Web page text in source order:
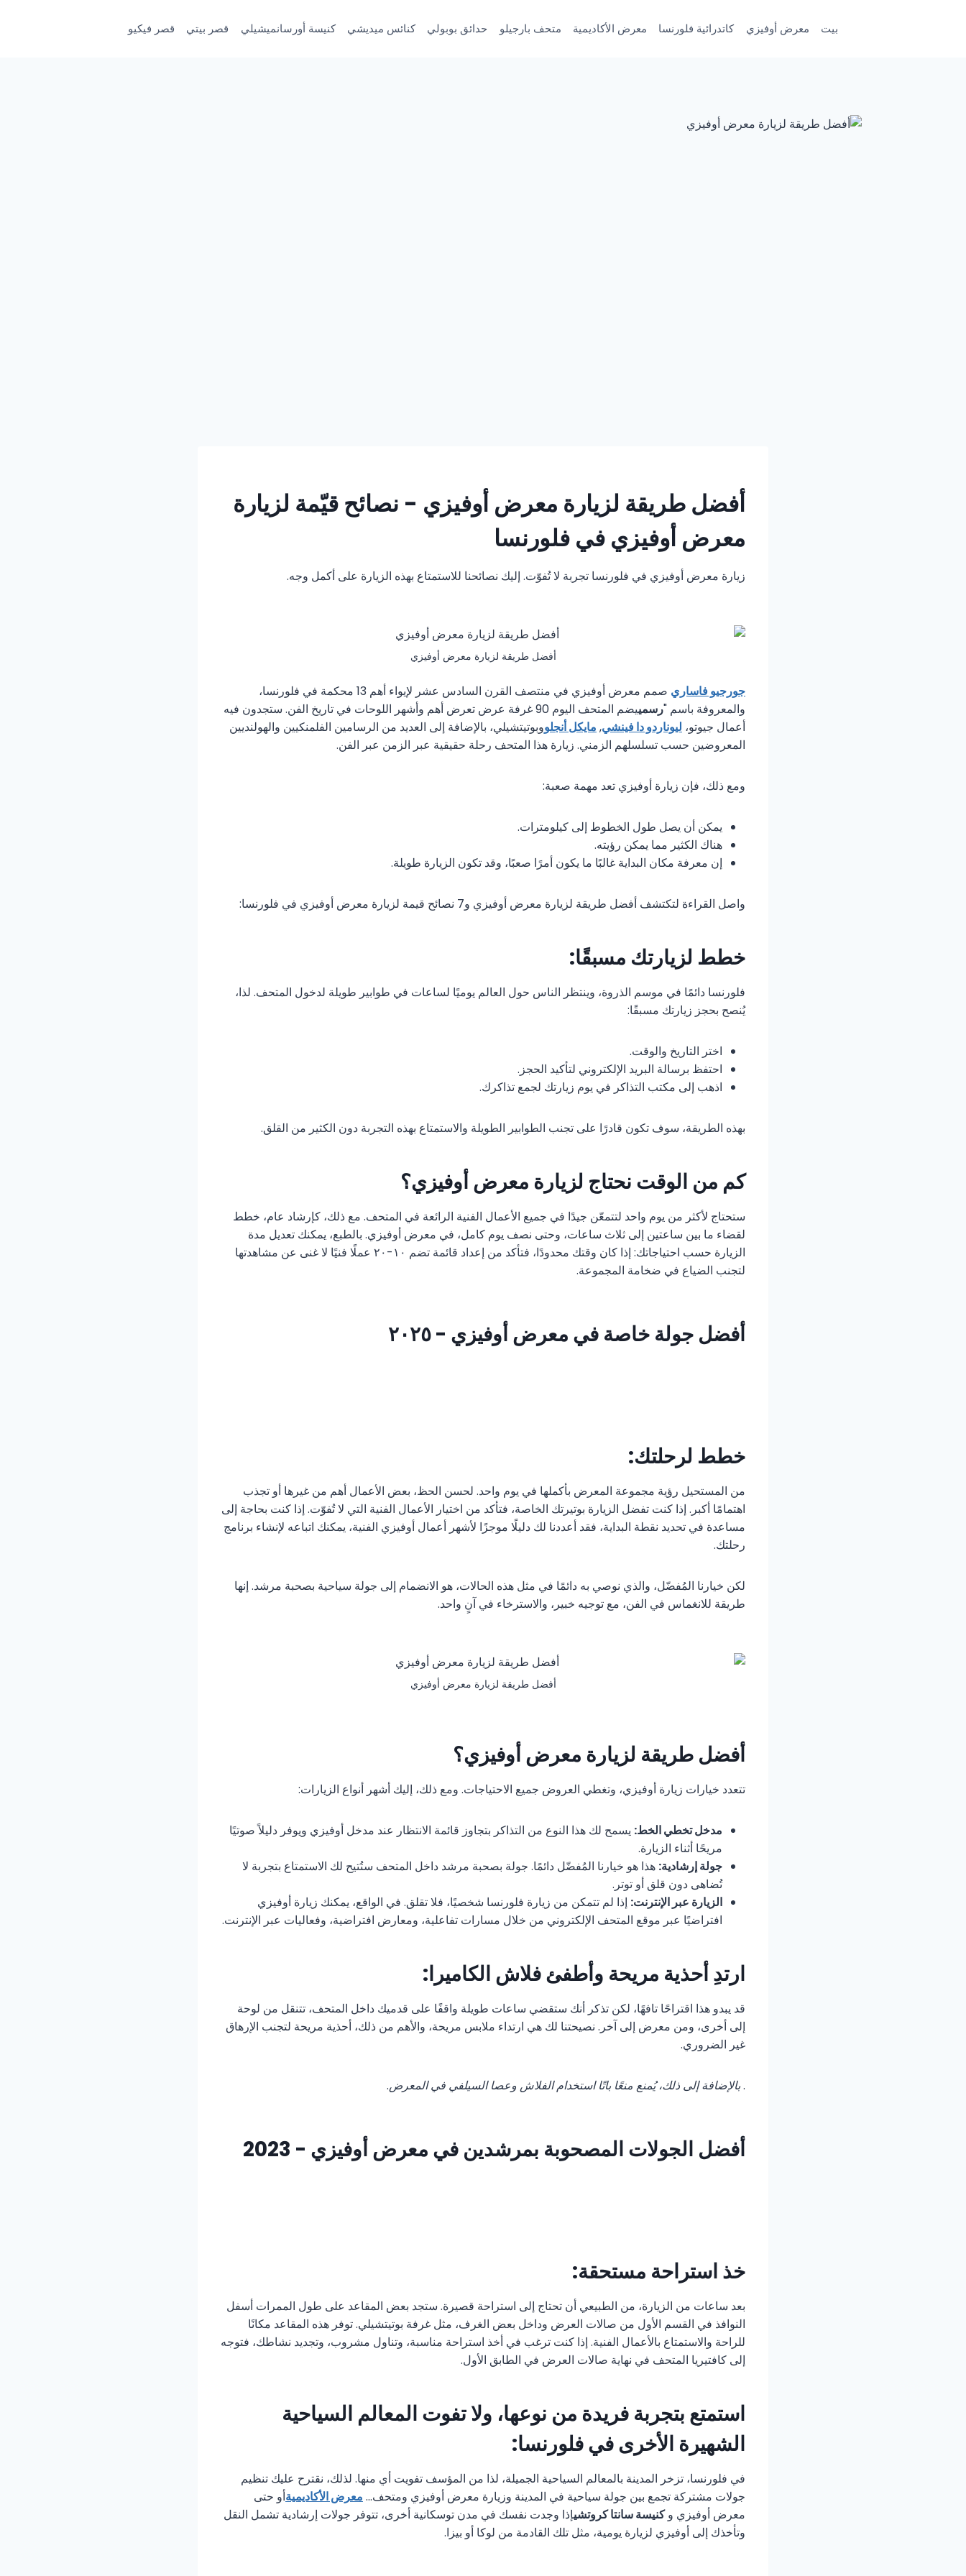
بيت معرض أوفيزي كاتدرائية فلورنسا معرض الأكاديمية متحف بارجيلو حدائق بوبولي كنائس ميديشي كنيسة أورسانميشيلي قصر بيتي قصر فيكيو
أفضل طريقة لزيارة معرض أوفيزي - نصائح قيّمة لزيارة
معرض أوفيزي في فلورنسا
زيارة معرض أوفيزي في فلورنسا تجربة لا تُفوّت. إليك نصائحنا للاستمتاع بهذه الزيارة على أكمل وجه.
أفضل طريقة لزيارة معرض أوفيزي
جورجيو فاساري
صمم معرض أوفيزي في منتصف القرن السادس عشر لإيواء أهم 13 محكمة في فلورنسا،
والمعروفة باسم "رسمي
يضم المتحف اليوم 90 غرفة عرض تعرض أهم وأشهر اللوحات في تاريخ الفن. ستجدون فيه
أعمال جيوتو، ليوناردو دا فينشي, مايكل أنجلووبوتيتشيلي، بالإضافة إلى العديد من الرسامين الفلمنكيين والهولنديين
المعروضين حسب تسلسلهم الزمني. زيارة هذا المتحف رحلة حقيقية عبر الزمن عبر الفن.
ومع ذلك، فإن زيارة أوفيزي تعد مهمة صعبة:
يمكن أن يصل طول الخطوط إلى كيلومترات.
هناك الكثير مما يمكن رؤيته.
إن معرفة مكان البداية غالبًا ما يكون أمرًا صعبًا، وقد تكون الزيارة طويلة.
واصل القراءة لتكتشف أفضل طريقة لزيارة معرض أوفيزي و7 نصائح قيمة لزيارة معرض أوفيزي في فلورنسا:
خطط لزيارتك مسبقًا:
فلورنسا دائمًا في موسم الذروة، وينتظر الناس حول العالم يوميًا لساعات في طوابير طويلة لدخول المتحف. لذا،
يُنصح بحجز زيارتك مسبقًا:
اختر التاريخ والوقت.
احتفظ برسالة البريد الإلكتروني لتأكيد الحجز.
اذهب إلى مكتب التذاكر في يوم زيارتك لجمع تذاكرك.
بهذه الطريقة، سوف تكون قادرًا على تجنب الطوابير الطويلة والاستمتاع بهذه التجربة دون الكثير من القلق.
كم من الوقت نحتاج لزيارة معرض أوفيزي؟
ستحتاج لأكثر من يوم واحد لتتمعّن جيدًا في جميع الأعمال الفنية الرائعة في المتحف. مع ذلك، كإرشاد عام، خطط
لقضاء ما بين ساعتين إلى ثلاث ساعات، وحتى نصف يوم كامل، في معرض أوفيزي. بالطبع، يمكنك تعديل مدة
الزيارة حسب احتياجاتك: إذا كان وقتك محدودًا، فتأكد من إعداد قائمة تضم ١٠-٢٠ عملًا فنيًا لا غنى عن مشاهدتها
لتجنب الضياع في ضخامة المجموعة.
أفضل جولة خاصة في معرض أوفيزي - ٢٠٢٥
خطط لرحلتك:
من المستحيل رؤية مجموعة المعرض بأكملها في يوم واحد. لحسن الحظ، بعض الأعمال أهم من غيرها أو تجذب
اهتمامًا أكبر. إذا كنت تفضل الزيارة بوتيرتك الخاصة، فتأكد من اختيار الأعمال الفنية التي لا تُفوّت. إذا كنت بحاجة إلى
مساعدة في تحديد نقطة البداية، فقد أعددنا لك دليلًا موجزًا لأشهر أعمال أوفيزي الفنية، يمكنك اتباعه لإنشاء برنامج
رحلتك.
لكن خيارنا المُفضّل، والذي نوصي به دائمًا في مثل هذه الحالات، هو الانضمام إلى جولة سياحية بصحبة مرشد. إنها
طريقة للانغماس في الفن، مع توجيه خبير، والاسترخاء في آنٍ واحد.
أفضل طريقة لزيارة معرض أوفيزي
أفضل طريقة لزيارة معرض أوفيزي؟
تتعدد خيارات زيارة أوفيزي، وتغطي العروض جميع الاحتياجات. ومع ذلك، إليك أشهر أنواع الزيارات:
مدخل تخطي الخط: يسمح لك هذا النوع من التذاكر بتجاوز قائمة الانتظار عند مدخل أوفيزي ويوفر دليلاً صوتيًا
مريحًا أثناء الزيارة.
جولة إرشادية: هذا هو خيارنا المُفضّل دائمًا. جولة بصحبة مرشد داخل المتحف ستُتيح لك الاستمتاع بتجربة لا
تُضاهى دون قلق أو توتر.
الزيارة عبر الإنترنت: إذا لم تتمكن من زيارة فلورنسا شخصيًا، فلا تقلق. في الواقع، يمكنك زيارة أوفيزي
افتراضيًا عبر موقع المتحف الإلكتروني من خلال مسارات تفاعلية، ومعارض افتراضية، وفعاليات عبر الإنترنت.
ارتدِ أحذية مريحة وأطفئ فلاش الكاميرا:
قد يبدو هذا اقتراحًا تافهًا، لكن تذكر أنك ستقضي ساعات طويلة واقفًا على قدميك داخل المتحف، تتنقل من لوحة
إلى أخرى، ومن معرض إلى آخر. نصيحتنا لك هي ارتداء ملابس مريحة، والأهم من ذلك، أحذية مريحة لتجنب الإرهاق
غير الضروري.
.بالإضافة إلى ذلك، يُمنع منعًا باتًا استخدام الفلاش وعصا السيلفي في المعرض.
أفضل الجولات المصحوبة بمرشدين في معرض أوفيزي - 2023
خذ استراحة مستحقة:
بعد ساعات من الزيارة، من الطبيعي أن تحتاج إلى استراحة قصيرة. ستجد بعض المقاعد على طول الممرات أسفل
النوافذ في القسم الأول من صالات العرض وداخل بعض الغرف، مثل غرفة بوتيتشيلي. توفر هذه المقاعد مكانًا
للراحة والاستمتاع بالأعمال الفنية. إذا كنت ترغب في أخذ استراحة مناسبة، وتناول مشروب، وتجديد نشاطك، فتوجه
إلى كافتيريا المتحف في نهاية صالات العرض في الطابق الأول.
استمتع بتجربة فريدة من نوعها، ولا تفوت المعالم السياحية
الشهيرة الأخرى في فلورنسا:
في فلورنسا، تزخر المدينة بالمعالم السياحية الجميلة، لذا من المؤسف تفويت أي منها. لذلك، نقترح عليك تنظيم
جولات مشتركة تجمع بين جولة سياحية في المدينة وزيارة معرض أوفيزي ومتحف... معرض الأكاديميةأو حتى
معرض أوفيزي وكنيسة سانتا كروتشيإذا وجدت نفسك في مدن توسكانية أخرى، تتوفر جولات إرشادية تشمل النقل
وتأخذك إلى أوفيزي لزيارة يومية، مثل تلك القادمة من لوكا أو بيزا.